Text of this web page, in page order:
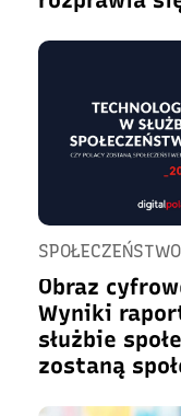
Obraz
Wyniki
służbie
zostaną